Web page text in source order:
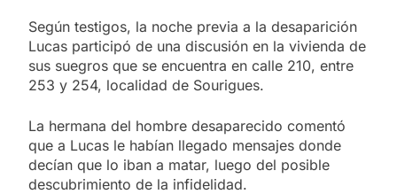
Según testigos, la noche previa a la desaparición
Lucas participó de una discusión en la vivienda de
sus suegros que se encuentra en calle 210, entre
253 y 254, localidad de Sourigues.
La hermana del hombre desaparecido comentó
que a Lucas le habían llegado mensajes donde
decían que lo iban a matar, luego del posible
descubrimiento de la infidelidad.